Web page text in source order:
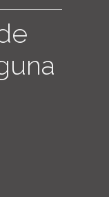
LOGIN
ENGLISH